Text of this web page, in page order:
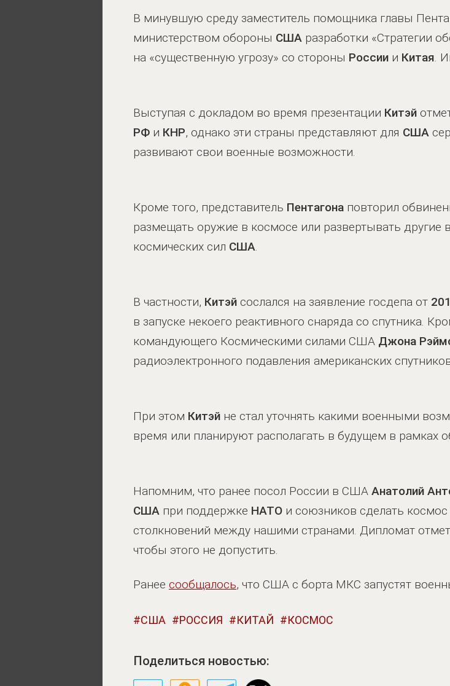
В минувшую среду заместитель помощника главы
министерством обороны США разработки «Стратегии
на «существенную угрозу» со стороны России и Китая.
Выступая с докладом во время презентации Китэй
РФ и КНР, однако эти страны представляют для США
развивают свои военные возможности.
Кроме того, представитель Пентагона повторил
размещать оружие в космосе или развертывать другие
космических сил США.
В частности, Китэй сослался на заявление госдепа от
в запуске некоего реактивного снаряда со спутника.
командующего Космическими силами США Джона
радиоэлектронного подавления американских
При этом Китэй не стал уточнять какими военными
время или планируют располагать в будущем в рамках
Напомним, что ранее посол России в США Анатолий
США при поддержке НАТО и союзников сделать
столкновений между нашими странами. Дипломат
чтобы этого не допустить.
Ранее сообщалось, что США с борта МКС запустят
США РОССИЯ КИТАЙ КОСМОС
Поделиться новостью: